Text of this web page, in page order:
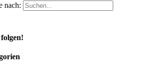
nach: